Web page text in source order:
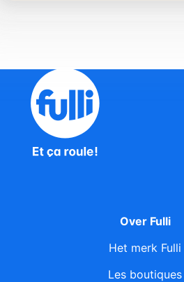
Over Fulli
Het merk Fulli
Les boutiques